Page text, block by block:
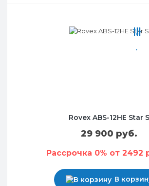
Rovex ABS-12HE Star S
29 900 руб.
Рассрочка 0% от 2492
В